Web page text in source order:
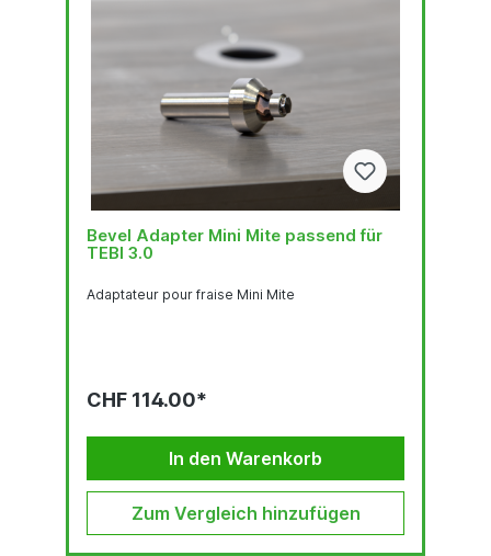
Bevel Adapter Mini Mite passend für
TEBI 3.0
Adaptateur pour fraise Mini Mite
CHF 114.00*
In den Warenkorb
Zum Vergleich hinzufügen